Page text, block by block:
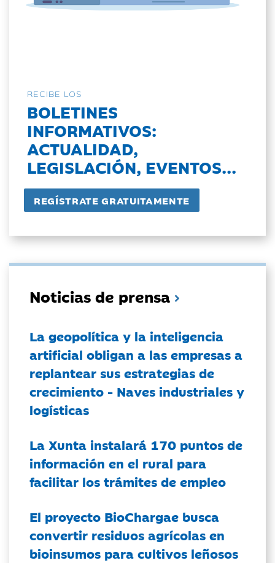
RECIBE LOS
BOLETINES
INFORMATIVOS:
ACTUALIDAD,
LEGISLACIÓN, EVENTOS...
Noticias de prensa
La geopolítica y la inteligencia
artificial obligan a las empresas a
replantear sus estrategias de
crecimiento - Naves industriales y
logísticas
La Xunta instalará 170 puntos de
información en el rural para
facilitar los trámites de empleo
El proyecto BioChargae busca
convertir residuos agrícolas en
bioinsumos para cultivos leñosos